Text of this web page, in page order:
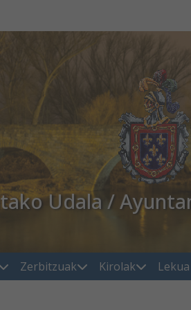
Udala /
Zerbitzuak Kirolak